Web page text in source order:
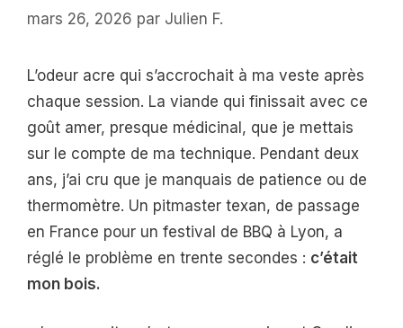
mars 26, 2026 par Julien F.
L’odeur acre qui s’accrochait à ma veste après
chaque session. La viande qui finissait avec ce
goût amer, presque médicinal, que je mettais
sur le compte de ma technique. Pendant deux
ans, j’ai cru que je manquais de patience ou de
thermomètre. Un pitmaster texan, de passage
en France pour un festival de BBQ à Lyon, a
réglé le problème en trente secondes : c’était
mon bois.